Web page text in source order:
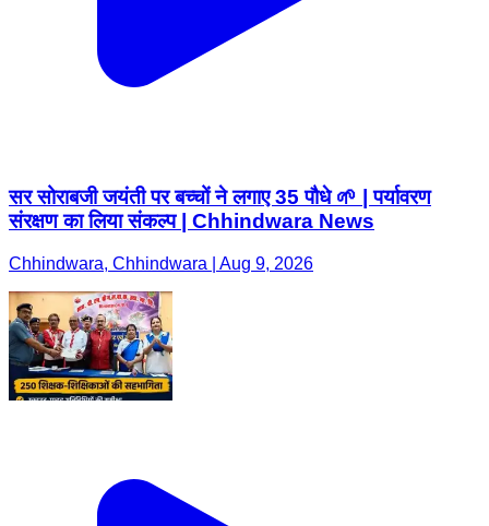
सर सोराबजी जयंती पर बच्चों ने लगाए 35 पौधे 🌱 | पर्यावरण
संरक्षण का लिया संकल्प | Chhindwara News
Chhindwara, Chhindwara | Aug 9, 2026